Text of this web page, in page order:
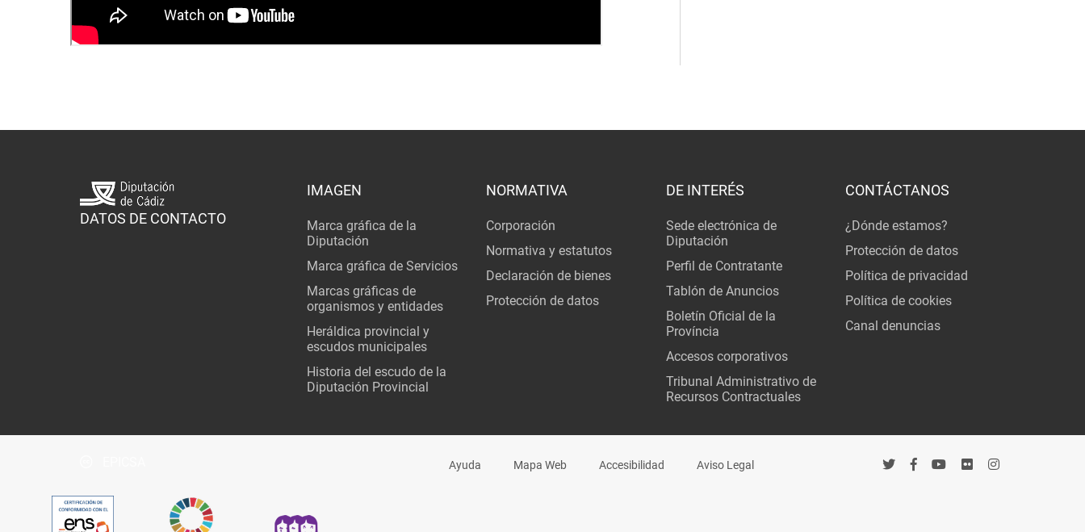
DATOS DE CONTACTO
IMAGEN
Marca gráfica de la
Diputación
Marca gráfica de Servicios
Marcas gráficas de
organismos y entidades
Heráldica provincial y
escudos municipales
Historia del escudo de la
Diputación Provincial
NORMATIVA
Corporación
Normativa y estatutos
Declaración de bienes
Protección de datos
DE INTERÉS
Sede electrónica de
Diputación
Perfil de Contratante
Tablón de Anuncios
Boletín Oficial de la
Província
Accesos corporativos
Tribunal Administrativo de
Recursos Contractuales
CONTÁCTANOS
¿Dónde estamos?
Protección de datos
Política de privacidad
Política de cookies
Canal denuncias
Ayuda Mapa Web Accesibilidad Aviso Legal